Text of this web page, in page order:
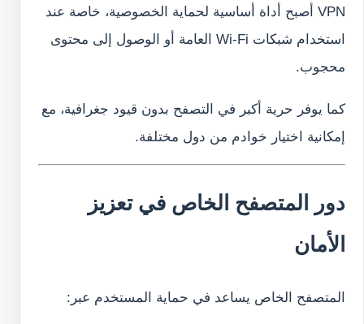
VPN أصبح أداة أساسية لحماية الخصوصية، خاصة عند
استخدام شبكات Wi-Fi العامة أو الوصول إلى محتوى
محجوب.
كما يوفر حرية أكبر في التصفح بدون قيود جغرافية، مع
إمكانية اختيار خوادم من دول مختلفة.
دور المتصفح الخاص في تعزيز
الأمان
المتصفح الخاص يساعد في حماية المستخدم عبر: